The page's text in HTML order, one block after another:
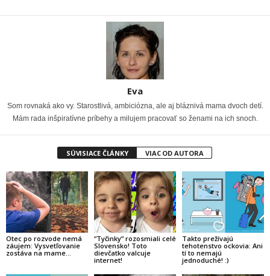
Eva
Som rovnaká ako vy. Starostlivá, ambiciózna, ale aj bláznivá mama dvoch detí.
Mám rada inšpiratívne príbehy a milujem pracovať so ženami na ich snoch.
SÚVISIACE ČLÁNKY VIAC OD AUTORA
Otec po rozvode nemá
záujem: Vysvetľovanie
zostáva na mame…
“Tyčinky” rozosmiali celé
Slovensko! Toto
dievčatko valcuje
internet!
Takto prežívajú
tehotenstvo ockovia: Ani
tí to nemajú
jednoduché! :)